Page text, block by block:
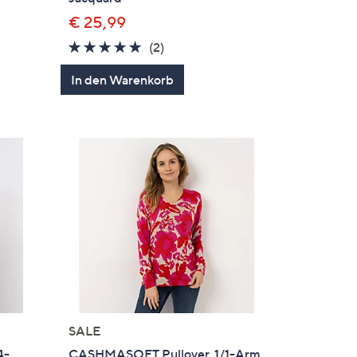
€ 25,99
5.0
von
5
(2)
Bewertungen
In den Warenkorb
SALE
CASHMASOFT Pullover, 1/1-Arm